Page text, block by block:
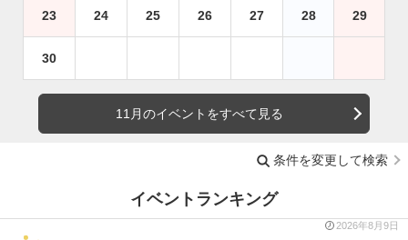
23 24 25 26 27 28 29
30
11月のイベントをすべて見る
条件を変更して検索
イベントランキング
2026年8月9日